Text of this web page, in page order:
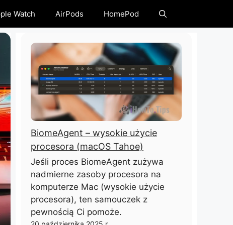
Watch AirPods HomePod
BiomeAgent – ​​wysokie użycie
procesora (macOS Tahoe)
Jeśli proces BiomeAgent zużywa
nadmierne zasoby procesora na
komputerze Mac (wysokie użycie
procesora), ten samouczek z
pewnością Ci pomoże.